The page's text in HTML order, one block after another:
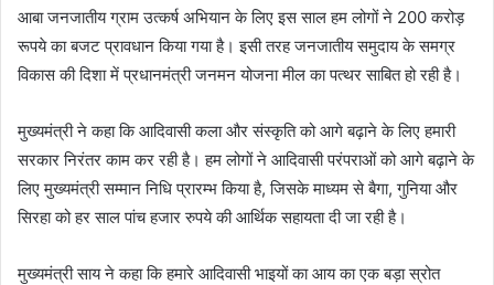
आबा जनजातीय ग्राम उत्कर्ष अभियान के लिए इस साल हम लोगों ने 200 करोड़
रूपये का बजट प्रावधान किया गया है। इसी तरह जनजातीय समुदाय के समग्र
विकास की दिशा में प्रधानमंत्री जनमन योजना मील का पत्थर साबित हो रही है।
मुख्यमंत्री ने कहा कि आदिवासी कला और संस्कृति को आगे बढ़ाने के लिए हमारी
सरकार निरंतर काम कर रही है। हम लोगों ने आदिवासी परंपराओं को आगे बढ़ाने के
लिए मुख्यमंत्री सम्मान निधि प्रारम्भ किया है, जिसके माध्यम से बैगा, गुनिया और
सिरहा को हर साल पांच हजार रुपये की आर्थिक सहायता दी जा रही है।
मुख्यमंत्री साय ने कहा कि हमारे आदिवासी भाइयों का आय का एक बड़ा स्रोत